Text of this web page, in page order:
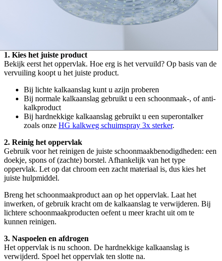
1. Kies het juiste product
Bekijk eerst het oppervlak. Hoe erg is het vervuild? Op basis van de
vervuiling koopt u het juiste product.
Bij lichte kalkaanslag kunt u azijn proberen
Bij normale kalkaanslag gebruikt u een schoonmaak-, of anti-
kalkproduct
Bij hardnekkige kalkaanslag gebruikt u een superontalker
zoals onze HG kalkweg schuimspray 3x sterker.
2. Reinig het oppervlak
Gebruik voor het reinigen de juiste schoonmaakbenodigdheden: een
doekje, spons of (zachte) borstel. Afhankelijk van het type
oppervlak. Let op dat chroom een zacht materiaal is, dus kies het
juiste hulpmiddel.
Breng het schoonmaakproduct aan op het oppervlak. Laat het
inwerken, of gebruik kracht om de kalkaanslag te verwijderen. Bij
lichtere schoonmaakproducten oefent u meer kracht uit om te
kunnen reinigen.
3. Naspoelen en afdrogen
Het oppervlak is nu schoon. De hardnekkige kalkaanslag is
verwijderd. Spoel het oppervlak ten slotte na.